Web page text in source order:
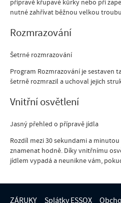
přípravě křupavé kůrky nebo při
nutné zahřívat běžnou velkou
Rozmrazování
Šetrné rozmrazování
Program Rozmrazování je sestaven
šetrně rozmrazil a uchoval jejich
Vnitřní osvětlení
Jasný přehled o přípravě jídla
Rozdíl mezi 30 sekundami a
znamenat hodně. Díky vnitřnímu
jídlem vypadá a neunikne vám,
ZÁRUKY Splátky ESSOX